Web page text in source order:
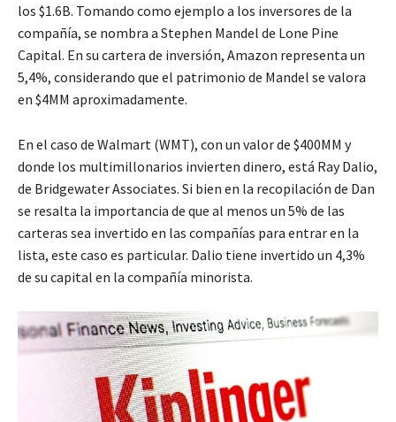
los $1.6B. Tomando como ejemplo a los inversores de la
compañía, se nombra a Stephen Mandel de Lone Pine
Capital. En su cartera de inversión, Amazon representa un
5,4%, considerando que el patrimonio de Mandel se valora
en $4MM aproximadamente.
En el caso de Walmart (WMT), con un valor de $400MM y
donde los multimillonarios invierten dinero, está Ray Dalio,
de Bridgewater Associates. Si bien en la recopilación de Dan
se resalta la importancia de que al menos un 5% de las
carteras sea invertido en las compañías para entrar en la
lista, este caso es particular. Dalio tiene invertido un 4,3%
de su capital en la compañía minorista.